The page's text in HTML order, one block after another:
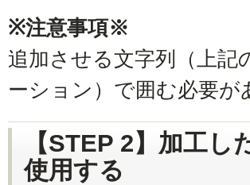
※注意事項※
追加させる文字列（上記
ーション）で囲む必要が
【STEP 2】加工
使用する